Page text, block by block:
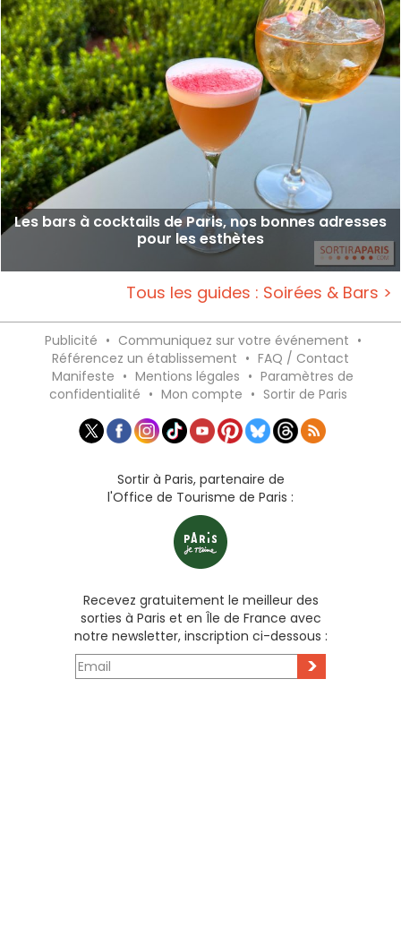
Les bars à cocktails de Paris, nos bonnes adresses
pour les esthètes
Tous les guides : Soirées & Bars >
Publicité • Communiquez sur votre événement •
Référencez un établissement • FAQ / Contact
Manifeste • Mentions légales • Paramètres de
confidentialité • Mon compte • Sortir de Paris
Sortir à Paris, partenaire de
l'Office de Tourisme de Paris :
Recevez gratuitement le meilleur des
sorties à Paris et en Île de France avec
notre newsletter, inscription ci-dessous :
>